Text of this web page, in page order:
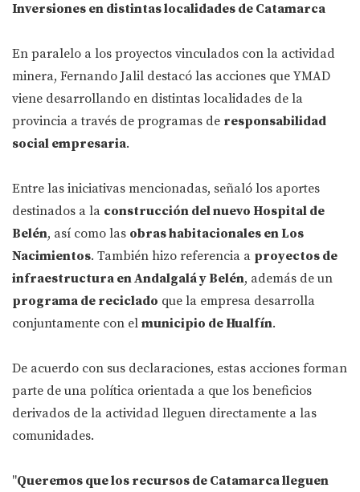
Inversiones en distintas localidades de Catamarca
En paralelo a los proyectos vinculados con la actividad
minera, Fernando Jalil destacó las acciones que YMAD
viene desarrollando en distintas localidades de la
provincia a través de programas de responsabilidad
social empresaria.
Entre las iniciativas mencionadas, señaló los aportes
destinados a la construcción del nuevo Hospital de
Belén, así como las obras habitacionales en Los
Nacimientos. También hizo referencia a proyectos de
infraestructura en Andalgalá y Belén, además de un
programa de reciclado que la empresa desarrolla
conjuntamente con el municipio de Hualfín.
De acuerdo con sus declaraciones, estas acciones forman
parte de una política orientada a que los beneficios
derivados de la actividad lleguen directamente a las
comunidades.
"Queremos que los recursos de Catamarca lleguen